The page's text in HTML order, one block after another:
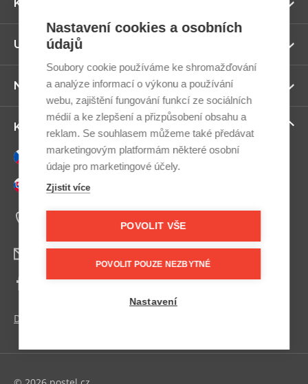
Kategorie
Užitečné odkazy
Newsletter
Kontaktujte nás
Česky
Slovensky
+420 607 800 100
Facebook
Další kontakty
Nastavení cookies a osobních
údajů
Soubory cookie používáme ke shromažďování
a analýze informací o výkonu a používání
webu, zajištění fungování funkcí ze sociálních
médií a ke zlepšení a přizpůsobení obsahu a
reklam. Se souhlasem můžeme také předávat
marketingovým platformám některé osobní
údaje pro marketingové účely.
Zjistit více
POVOLIT VŠE
POVOLIT POUZE NEZBYTNÉ
Nastavení